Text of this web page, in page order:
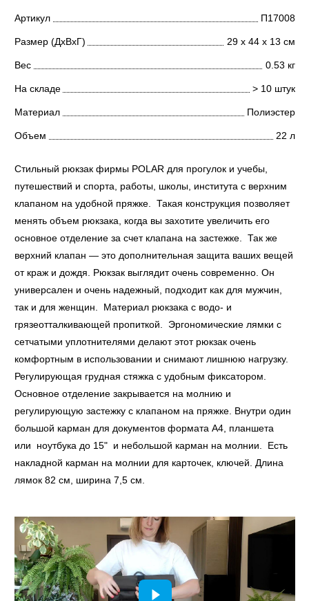
Артикул П17008
Размер (ДхВхГ) 29 х 44 х 13 см
Вес 0.53 кг
На складе > 10 штук
Материал Полиэстер
Объем 22 л
Стильный рюкзак фирмы POLAR для прогулок и учебы,
путешествий и спорта, работы, школы, института с верхним
клапаном на удобной пряжке. Такая конструкция позволяет
менять объем рюкзака, когда вы захотите увеличить его
основное отделение за счет клапана на застежке. Так же
верхний клапан — это дополнительная защита ваших вещей
от краж и дождя. Рюкзак выглядит очень современно. Он
универсален и очень надежный, подходит как для мужчин,
так и для женщин. Материал рюкзака с водо- и
грязеотталкивающей пропиткой. Эргономические лямки с
сетчатыми уплотнителями делают этот рюкзак очень
комфортным в использовании и снимают лишнюю нагрузку.
Регулирующая грудная стяжка с удобным фиксатором.
Основное отделение закрывается на молнию и
регулирующую застежку с клапаном на пряжке. Внутри один
большой карман для документов формата А4, планшета
или ноутбука до 15" и небольшой карман на молнии. Есть
накладной карман на молнии для карточек, ключей. Длина
лямок 82 см, ширина 7,5 см.